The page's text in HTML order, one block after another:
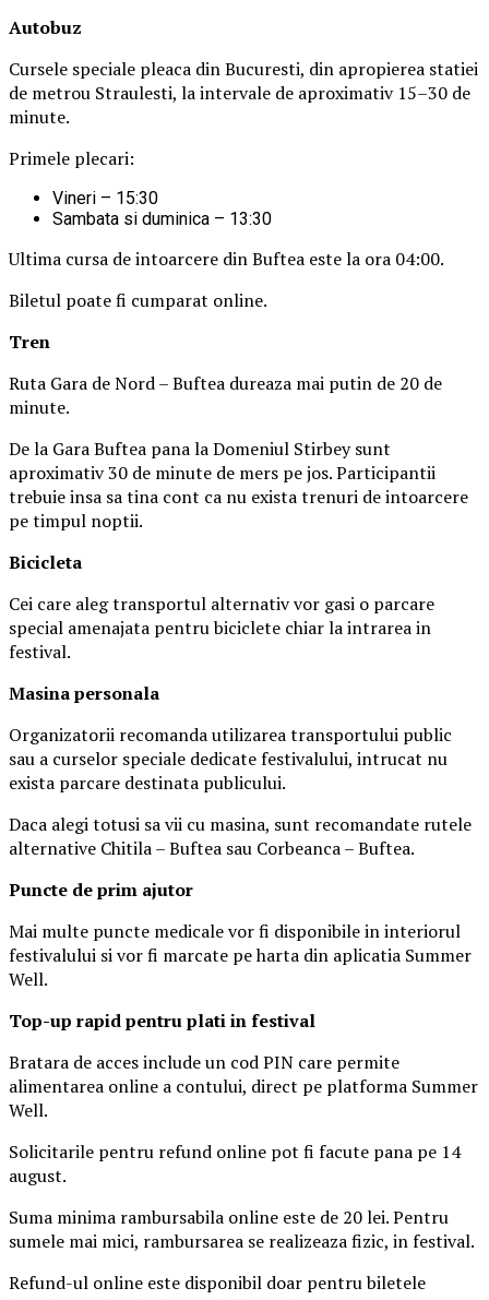
Autobuz
Cursele speciale pleaca din Bucuresti, din apropierea statiei
de metrou Straulesti, la intervale de aproximativ 15–30 de
minute.
Primele plecari:
Vineri – 15:30
Sambata si duminica – 13:30
Ultima cursa de intoarcere din Buftea este la ora 04:00.
Biletul poate fi cumparat online.
Tren
Ruta Gara de Nord – Buftea dureaza mai putin de 20 de
minute.
De la Gara Buftea pana la Domeniul Stirbey sunt
aproximativ 30 de minute de mers pe jos. Participantii
trebuie insa sa tina cont ca nu exista trenuri de intoarcere
pe timpul noptii.
Bicicleta
Cei care aleg transportul alternativ vor gasi o parcare
special amenajata pentru biciclete chiar la intrarea in
festival.
Masinapersonala
Organizatorii recomanda utilizarea transportului public
sau a curselor speciale dedicate festivalului, intrucat nu
exista parcare destinata publicului.
Daca alegi totusi sa vii cu masina, sunt recomandate rutele
alternative Chitila – Buftea sau Corbeanca – Buftea.
Puncte de prim ajutor
Mai multe puncte medicale vor fi disponibile in interiorul
festivalului si vor fi marcate pe harta din aplicatia Summer
Well.
Top-up rapid pentru plati in festival
Bratara de acces include un cod PIN care permite
alimentarea online a contului, direct pe platforma Summer
Well.
Solicitarile pentru refund online pot fi facute pana pe 14
august.
Suma minima rambursabila online este de 20 lei. Pentru
sumele mai mici, rambursarea se realizeaza fizic, in festival.
Refund-ul online este disponibil doar pentru biletele